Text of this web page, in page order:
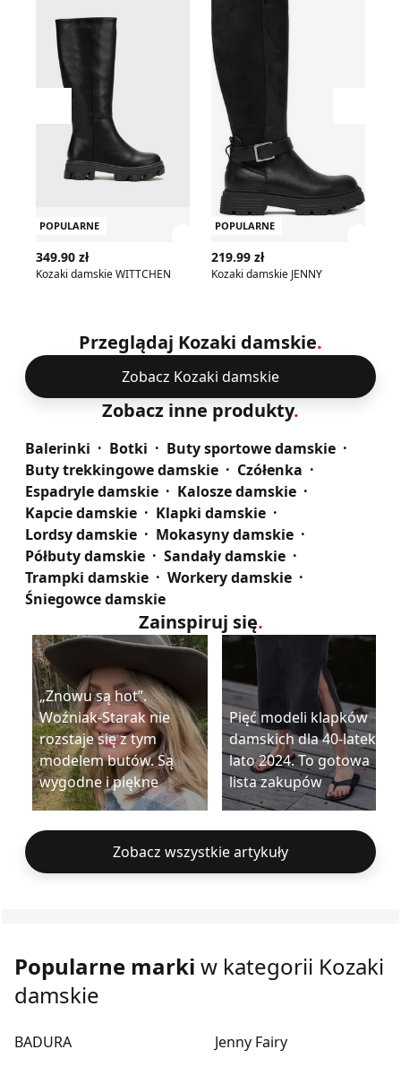
Przesuń w lewo
POPULARNE
349.90 zł
Kozaki damskie WITTCHEN
POPULARNE
219.99 zł
Kozaki damskie JENNY
Przeglądaj Kozaki damskie.
Zobacz Kozaki damskie
Zobacz inne produkty.
Balerinki Botki
Buty sportowe damskie
Buty trekkingowe damskie
Czółenka
Espadryle damskie
Kalosze damskie
Kapcie damskie
Klapki damskie
Lordsy damskie
Mokasyny damskie
Półbuty damskie
Sandały damskie
Trampki damskie
Workery damskie
Śniegowce damskie
Zainspiruj się.
„Znowu są hot”.
Woźniak-Starak nie
rozstaje się z tym
modelem butów. Są
wygodne i piękne
Pięć modeli klapków
damskich dla 40-latek na
lato 2024. To gotowa
lista zakupów
Zobacz wszystkie artykuły
Popularne marki w kategorii Kozaki
damskie
BADURA
Jenny Fairy